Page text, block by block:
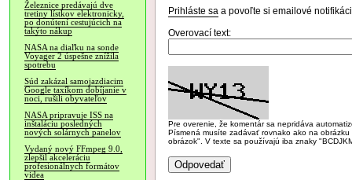
Železnice predávajú dve
tretiny lístkov elektronicky,
po donútení cestujúcich na
takýto nákup
NASA na diaľku na sonde
Voyager 2 úspešne znížila
spotrebu
Súd zakázal samojazdiacim
Google taxíkom dobíjanie v
noci, rušili obyvateľov
NASA pripravuje ISS na
inštaláciu posledných
nových solárnych panelov
Vydaný nový FFmpeg 9.0,
zlepšil akceleráciu
profesionálnych formátov
videa
Prihláste sa a povoľte si emailové
Overovací text:
Pre overenie, že komentár sa nepridáva
Písmená musíte zadávať rovnako ako na
obrázok". V texte sa používajú iba znaky